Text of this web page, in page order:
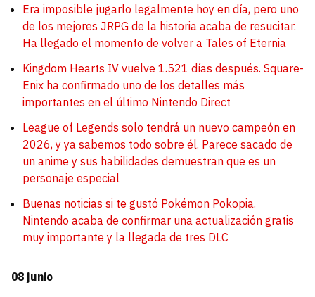
Era imposible jugarlo legalmente hoy en día, pero uno
de los mejores JRPG de la historia acaba de resucitar.
Ha llegado el momento de volver a Tales of Eternia
Kingdom Hearts IV vuelve 1.521 días después. Square-
Enix ha confirmado uno de los detalles más
importantes en el último Nintendo Direct
League of Legends solo tendrá un nuevo campeón en
2026, y ya sabemos todo sobre él. Parece sacado de
un anime y sus habilidades demuestran que es un
personaje especial
Buenas noticias si te gustó Pokémon Pokopia.
Nintendo acaba de confirmar una actualización gratis
muy importante y la llegada de tres DLC
08 junio